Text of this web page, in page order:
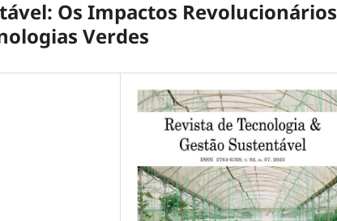
Os Impactos Revolucionários
Verdes